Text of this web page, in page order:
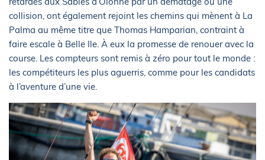
collision, ont également rejoint les chemins qui mènent à La
Palma au même titre que Thomas Hamparian, contraint à
faire escale à Belle Ile. À eux la promesse de renouer avec la
course. Les compteurs sont remis à zéro pour tout le monde :
les compétiteurs les plus aguerris, comme pour les candidats
à l’aventure d’une vie.